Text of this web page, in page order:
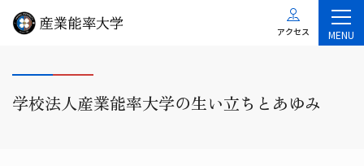
アクセス MENU
学校法人産業能率大学の生い立ちとあゆみ